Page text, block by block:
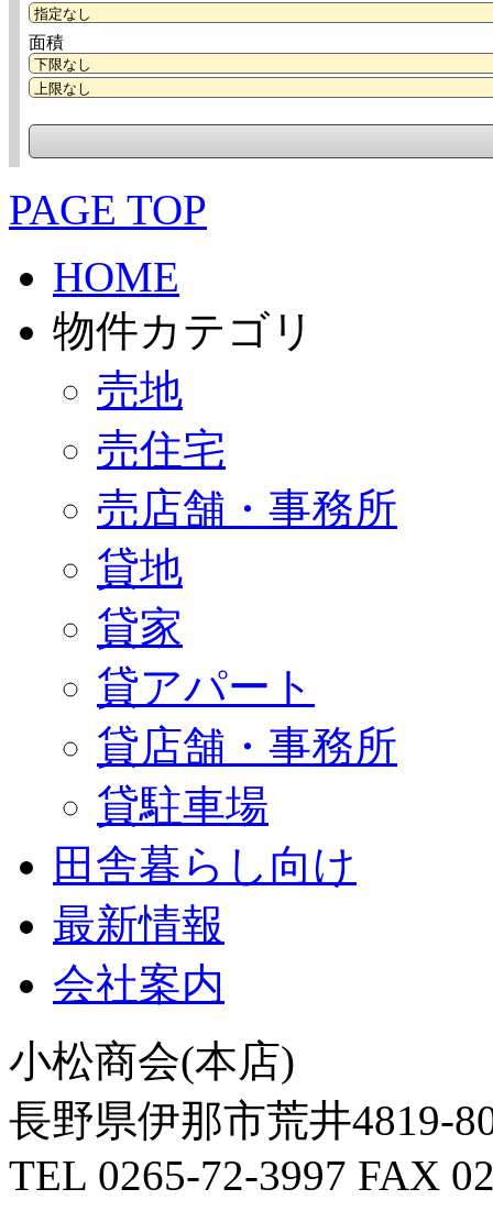
面積
PAGE TOP
HOME
物件カテゴリ
売地
売住宅
売店舗・事務所
貸地
貸家
貸アパート
貸店舗・事務所
貸駐車場
田舎暮らし向け
最新情報
会社案内
小松商会(本店)
長野県伊那市荒井4819-
TEL 0265-72-3997 FAX